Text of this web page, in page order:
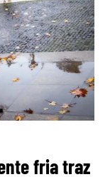
fria traz